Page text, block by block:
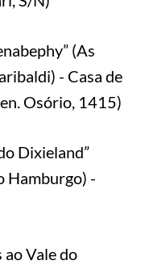
(As
- Casa de
Osório, 1415)
Dixieland”
Hamburgo) -
Vale do